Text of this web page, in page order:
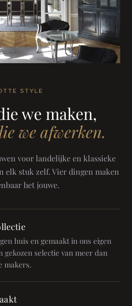
STYLE
we maken,
we afwerken.
voor landelijke en klassieke
elk stuk zelf. Vier dingen maken
het jouwe.
huis en gemaakt in ons eigen
gekozen selectie van meer dan
makers.